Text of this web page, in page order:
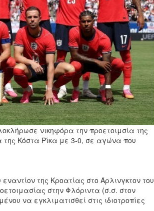
νικηφόρα την προετοιμσία της
της Κόστα Ρίκα με 3-0, σε αγώνα που
της Κροατίας στο Άρλινγκτον του
στην Φλόριντα (σ.σ. στον
να εγκλιματισθεί στις ιδιοτροπίες